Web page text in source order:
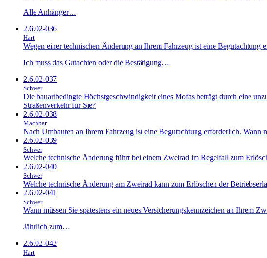
Alle Anhänger…
2.6.02-036
Hart
Wegen einer technischen Änderung an Ihrem Fahrzeug ist eine Begutachtung
Ich muss das Gutachten oder die Bestätigung…
2.6.02-037
Schwer
Die bauartbedingte Höchstgeschwindigkeit eines Mofas beträgt durch eine
Straßenverkehr für Sie?
2.6.02-038
Machbar
Nach Umbauten an Ihrem Fahrzeug ist eine Begutachtung erforderlich. Wann
2.6.02-039
Schwer
Welche technische Änderung führt bei einem Zweirad im Regelfall zum
2.6.02-040
Schwer
Welche technische Änderung am Zweirad kann zum Erlöschen der
2.6.02-041
Schwer
Wann müssen Sie spätestens ein neues Versicherungskennzeichen an Ihrem
Jährlich zum…
2.6.02-042
Hart